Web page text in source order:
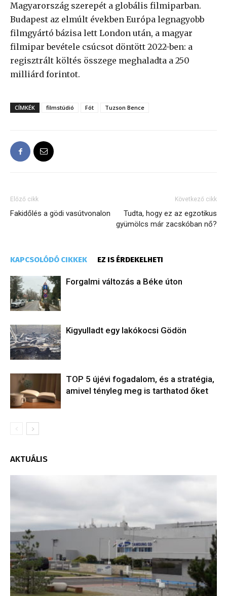
Magyarország szerepét a globális filmiparban.
Budapest az elmúlt években Európa legnagyobb
filmgyártó bázisa lett London után, a magyar
filmipar bevétele csúcsot döntött 2022-ben: a
regisztrált költés összege meghaladta a 250
milliárd forintot.
CÍMKÉK filmstúdió Fót Tuzson Bence
Előző cikk
Fakidőlés a gödi vasútvonalon
Következő cikk
Tudta, hogy ez az egzotikus
gyümölcs már zacskóban nő?
KAPCSOLÓDÓ CIKKEK EZ IS ÉRDEKELHETI
Forgalmi változás a Béke úton
Kigyulladt egy lakókocsi Gödön
TOP 5 újévi fogadalom, és a stratégia,
amivel tényleg meg is tarthatod őket
AKTUÁLIS